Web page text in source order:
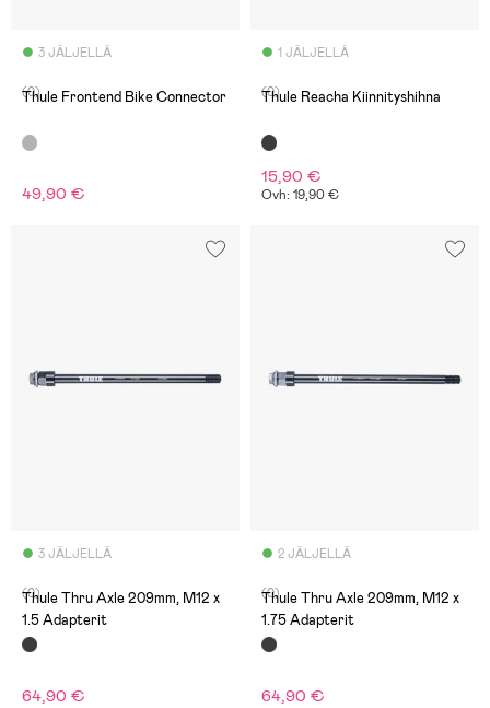
3 JÄLJELLÄ
(0)
Thule Frontend Bike Connector
49,90 €
1 JÄLJELLÄ
(0)
Thule Reacha Kiinnityshihna
15,90 €
Ovh: 19,90 €
3 JÄLJELLÄ
(0)
Thule Thru Axle 209mm, M12 x
1.5 Adapterit
64,90 €
2 JÄLJELLÄ
(0)
Thule Thru Axle 209mm, M12 x
1.75 Adapterit
64,90 €